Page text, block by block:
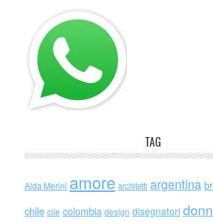
TAG
Alda Merini amore architetti argentina
chile cile colombia design disegnatori